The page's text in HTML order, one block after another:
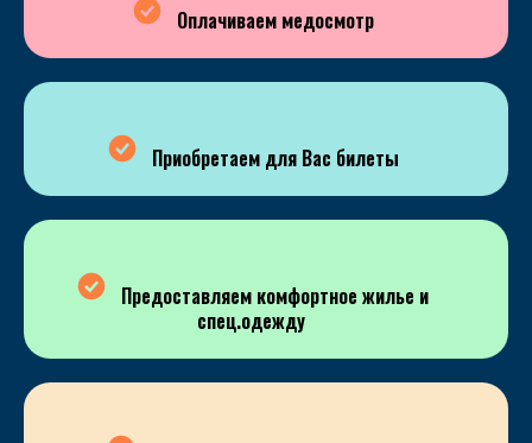
Оплачиваем медосмотр
Приобретаем для Вас билеты
Предоставляем комфортное жилье и
спец.одежду